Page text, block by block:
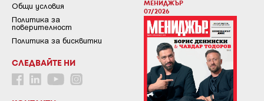
МЕНИДЖЪР
07/2026
Общи условия
Пoлитикa зa
пoвepитeлнocт
Политика за бисквитки
СЛЕДВАЙТЕ НИ